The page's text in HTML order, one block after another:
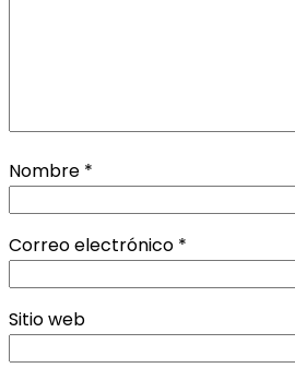
Nombre *
Correo electrónico *
Sitio web